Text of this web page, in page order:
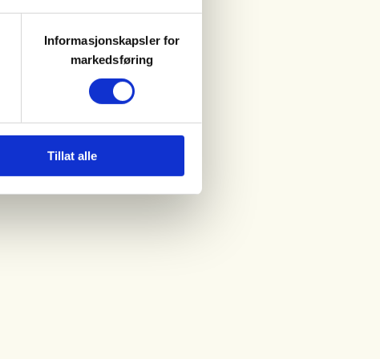
Informasjonskapsler for
markedsføring
Tillat alle